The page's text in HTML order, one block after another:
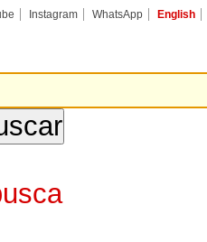
Instagram WhatsApp English